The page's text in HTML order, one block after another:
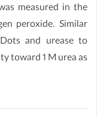
measured in the
peroxide. Similar
and urease to
toward 1 M urea as